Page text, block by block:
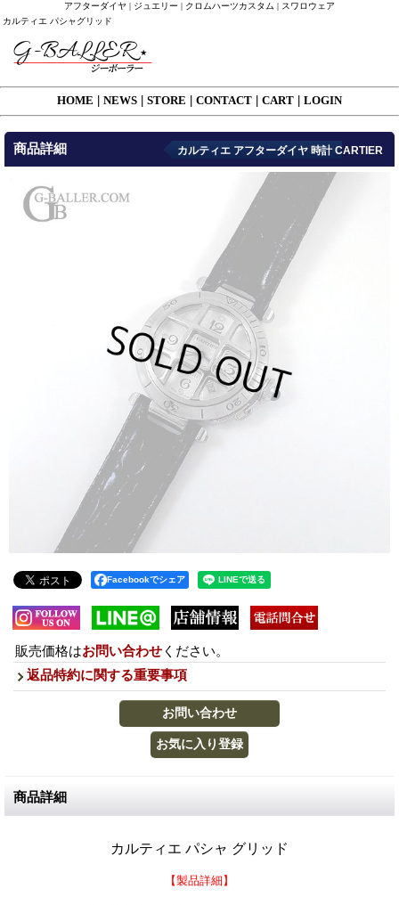
アフターダイヤ | ジュエリー | クロムハーツカスタム | スワロウェア
カルティエ パシャグリッド
HOME NEWS STORE CONTACT CART LOGIN
商品詳細 カルティエ アフターダイヤ 時計 CARTIER
Facebookでシェア
販売価格はお問い合わせ ください。
返品特約に関する重要事項
商品詳細
カルティエ パシャ グリッド
【製品詳細】